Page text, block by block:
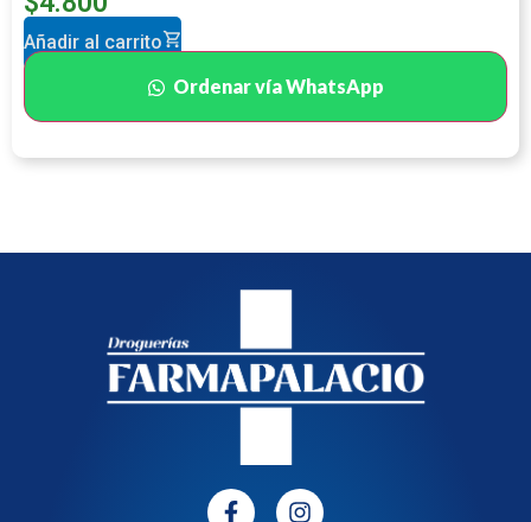
Añadir al carrito
Ordenar vía WhatsApp